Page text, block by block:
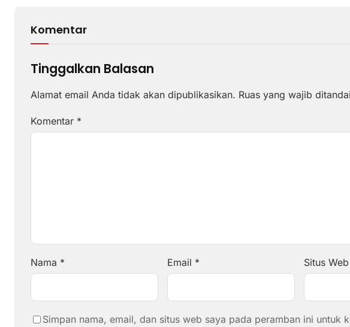
Komentar
Tinggalkan Balasan
Alamat email Anda tidak akan dipublikasikan. Ruas yang wajib ditandai
Komentar *
Nama * Email * Situs Web
Simpan nama, email, dan situs web saya pada peramban ini untuk